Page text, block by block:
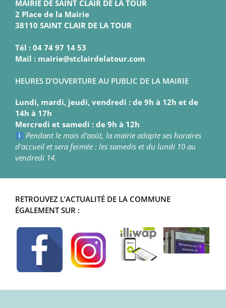
MAIRIE DE SAINT CLAIR DE LA TOUR
2 Place de la Mairie
38110 SAINT CLAIR DE LA TOUR
Tél : 04 74 97 14 53
Mail : mairie@stclairdelatour.com
HEURES D’OUVERTURE AU PUBLIC DE LA MAIRIE
Lundi, mardi, jeudi, vendredi : de 9h à 12h et de
14h à 17h
Mercredi et samedi : de 9h à 12h
Pendant le mois d’août, la mairie adapte ses horaires
d’accueil et sera fermée : les samedis et du lundi 10 au
vendredi 14.
RETROUVEZ L’ACTUALITÉ DE LA COMMUNE
ÉGALEMENT SUR :